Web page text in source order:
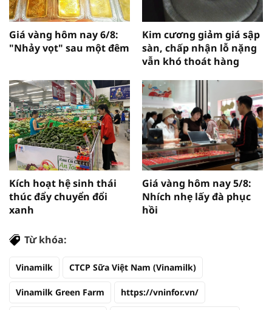
Giá vàng hôm nay 6/8:
"Nhảy vọt" sau một đêm
Kim cương giảm giá sập
sàn, chấp nhận lỗ nặng
vẫn khó thoát hàng
Kích hoạt hệ sinh thái
thúc đẩy chuyển đổi
xanh
Giá vàng hôm nay 5/8:
Nhích nhẹ lấy đà phục
hồi
Từ khóa:
Vinamilk CTCP Sữa Việt Nam (Vinamilk)
Vinamilk Green Farm https://vninfor.vn/